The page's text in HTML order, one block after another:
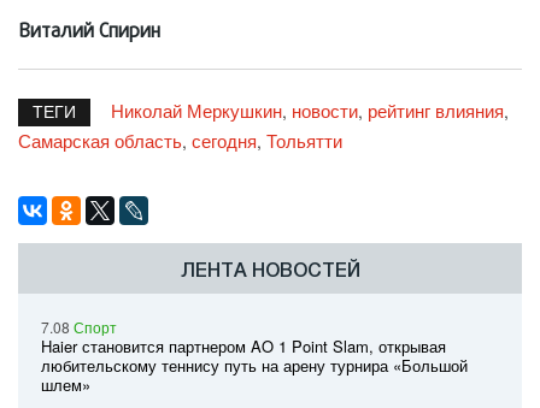
Виталий Спирин
ТЕГИ Николай Меркушкин, новости, рейтинг влияния,
Самарская область, сегодня, Тольятти
ЛЕНТА НОВОСТЕЙ
7.08 Спорт
Haier становится партнером AO 1 Point Slam, открывая
любительскому теннису путь на арену турнира «Большой
шлем»